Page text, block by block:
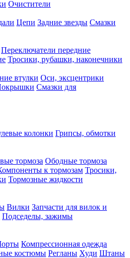
Очистители
Цепи Задние звезды Смазки
Переключатели передние
Тросики, рубашки, наконечники
втулки Оси, эксцентрики
Смазки для
колонки Грипсы, обмотки
тормоза Ободные тормоза
к тормозам Тросики,
Тормозные жидкости
Вилки Запчасти для вилок и
Подседелы, зажимы
Компрессионная одежда
костюмы Регланы Худи Штаны